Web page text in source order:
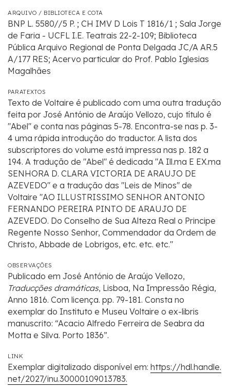
ARQUIVO / BIBLIOTECA E COTA
BNP L. 5580//5 P. ; CH IMV D Lois T 1816/1 ; Sala Jorge
de Faria - UCFL I.E. Teatrais 22-2-109; Biblioteca
Pública Arquivo Regional de Ponta Delgada JC/A AR.5
A/177 RES; Acervo particular do Prof. Pablo Iglesias
Magalhães
PARATEXTOS
Texto de Voltaire é publicado com uma outra tradução
feita por José António de Araújo Vellozo, cujo título é
"Abel" e conta nas páginas 5-78. Encontra-se nas p. 3-
4 uma rápida introdução do traductor. A lista dos
subscriptores do volume está impressa nas p. 182 a
194. A tradução de "Abel" é dedicada "A Ill.ma E EX.ma
SENHORA D. CLARA VICTORIA DE ARAUJO DE
AZEVEDO" e a tradução das "Leis de Minos" de
Voltaire "AO ILLUSTRISSIMO SENHOR ANTONIO
FERNANDO PEREIRA PINTO DE ARAUJO DE
AZEVEDO. Do Conselho de Sua Alteza Real o Principe
Regente Nosso Senhor, Commendador da Ordem de
Christo, Abbade de Lobrigos, etc. etc. etc."
OBSERVAÇÕES
Publicado em José António de Araújo Vellozo,
Traducções dramáticas, Lisboa, Na Impressão Régia,
Anno 1816. Com licença. pp. 79-181. Consta no
exemplar do Instituto e Museu Voltaire o ex-libris
manuscrito: “Acacio Alfredo Ferreira de Seabra da
Motta e Silva. Porto 1836”.
LINK
Exemplar digitalizado disponível em: https://hdl.handle.
net/2027/inu.30000109013783.